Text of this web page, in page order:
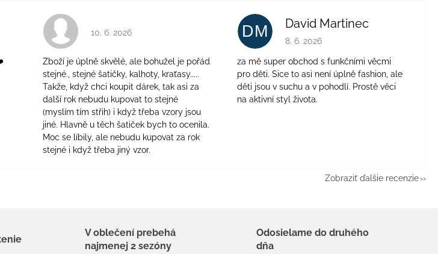
5 hviezdičiek.
Hodnotenie obchodu je 4 z 5 hviezdičiek.
10. 6. 2026
Zboží je úplně skvělé, ale bohužel je pořád
stejné., stejné šatičky, kalhoty, kraťasy.....
Takže, když chci koupit dárek, tak asi za
další rok nebudu kupovat to stejné
(myslím tím střih) i když třeba vzory jsou
jiné. Hlavně u těch šatiček bych to ocenila.
Moc se líbily, ale nebudu kupovat za rok
stejné i když třeba jiný vzor.
DM David Martinec
Hodnotenie obchodu je 5 z 5
8. 6. 2026
za mě super obchod s funkčními věcmi
pro děti. Sice to asi není úplně fashion, ale
děti jsou v suchu a v pohodlí. Prostě věci
na aktivní styl života.
Zobraziť ďalšie recenzie
V oblečení prebehá
najmenej 2 sezóny
Odosielame do druhého
dňa